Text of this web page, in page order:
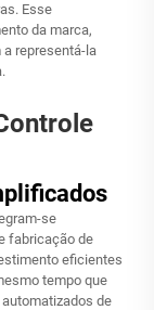
Esse
da marca,
representá-la
se
fabricação de
eficientes
tempo que
de